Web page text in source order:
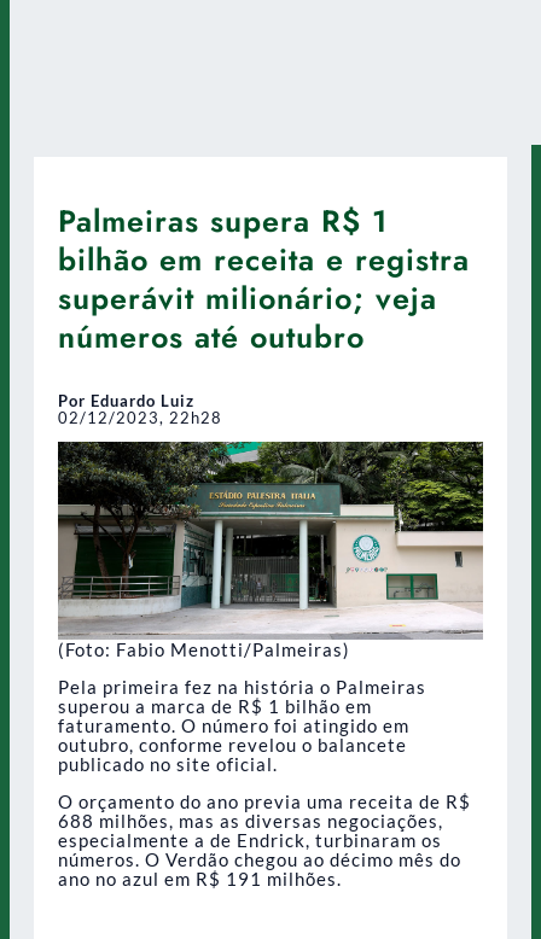
Palmeiras supera R$ 1
bilhão em receita e registra
superávit milionário; veja
números até outubro
Por Eduardo Luiz
02/12/2023, 22h28
(Foto: Fabio Menotti/Palmeiras)
Pela primeira fez na história o Palmeiras
superou a marca de R$ 1 bilhão em
faturamento. O número foi atingido em
outubro, conforme revelou o balancete
publicado no site oficial.
O orçamento do ano previa uma receita de R$
688 milhões, mas as diversas negociações,
especialmente a de Endrick, turbinaram os
números. O Verdão chegou ao décimo mês do
ano no azul em R$ 191 milhões.